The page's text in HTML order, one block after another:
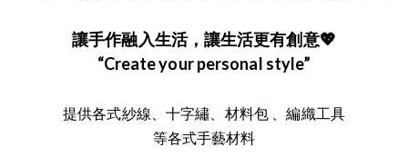
讓手作融入生活，讓生活更有創意💖
“Create your personal style”
提供各式紗線、十字繡、材料包 、編織工具
等各式手藝材料